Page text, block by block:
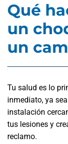
Qué
un
un
Tu salud es lo
inmediato, ya
instalación
tus lesiones y
reclamo.